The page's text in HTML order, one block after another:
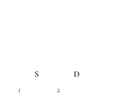
S
D
1
2